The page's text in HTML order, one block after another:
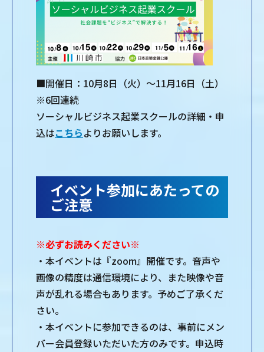
■開催日：10月8日（火）～11月16日（土）
※6回連続
ソーシャルビジネス起業スクールの詳細・申
込はこちらよりお願いします。
イベント参加にあたっての
ご注意
※必ずお読みください※
・本イベントは『zoom』開催です。音声や
画像の精度は通信環境により、また映像や音
声が乱れる場合もあります。予めご了承くだ
さい。
・本イベントに参加できるのは、事前にメン
バー会員登録いただいた方のみです。申込時